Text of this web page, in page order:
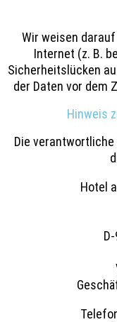
Wir weisen
Internet (z. B.
Sicherheitslücken
der Daten vor dem
Hinweis
Die
Hotel